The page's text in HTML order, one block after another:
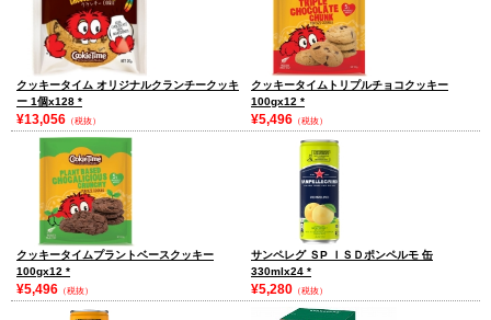
クッキータイム オリジナルクランチークッキ
ー 1個x128 *
¥13,056 （税抜）
クッキータイムトリプルチョコクッキー
100gx12 *
¥5,496 （税抜）
クッキータイムプラントベースクッキー
100gx12 *
¥5,496 （税抜）
サンペレグ ＳP ＩＳＤポンペルモ 缶
330mlx24 *
¥5,280 （税抜）